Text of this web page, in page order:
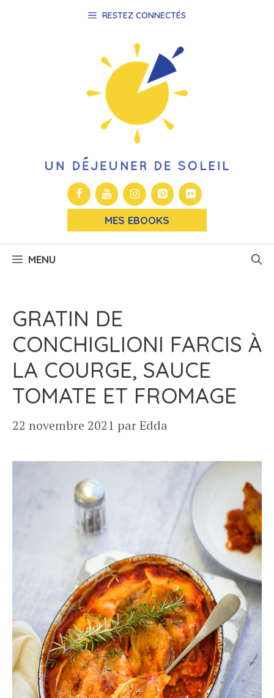
RESTEZ CONNECTÉS
MES EBOOKS
MENU
GRATIN DE
CONCHIGLIONI FARCIS À
LA COURGE, SAUCE
TOMATE ET FROMAGE
22 novembre 2021 parEdda